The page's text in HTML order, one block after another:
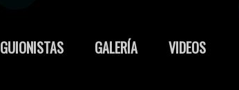
GUIONISTAS GALERÍA VIDEOS